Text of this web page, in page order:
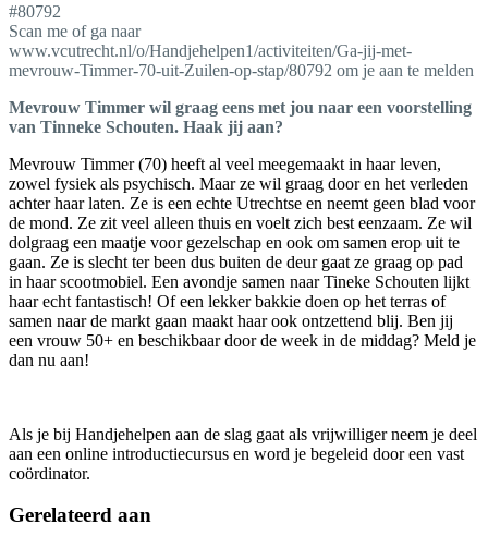
#80792
Scan me of ga naar
www.vcutrecht.nl/o/Handjehelpen1/activiteiten/Ga-jij-met-
mevrouw-Timmer-70-uit-Zuilen-op-stap/80792 om je aan te melden
Mevrouw Timmer wil graag eens met jou naar een voorstelling
van Tinneke Schouten. Haak jij aan?
Mevrouw Timmer (70) heeft al veel meegemaakt in haar leven,
zowel fysiek als psychisch. Maar ze wil graag door en het verleden
achter haar laten. Ze is een echte Utrechtse en neemt geen blad voor
de mond. Ze zit veel alleen thuis en voelt zich best eenzaam. Ze wil
dolgraag een maatje voor gezelschap en ook om samen erop uit te
gaan. Ze is slecht ter been dus buiten de deur gaat ze graag op pad
in haar scootmobiel. Een avondje samen naar Tineke Schouten lijkt
haar echt fantastisch! Of een lekker bakkie doen op het terras of
samen naar de markt gaan maakt haar ook ontzettend blij. Ben jij
een vrouw 50+ en beschikbaar door de week in de middag? Meld je
dan nu aan!
Als je bij Handjehelpen aan de slag gaat als vrijwilliger neem je deel
aan een online introductiecursus en word je begeleid door een vast
coördinator.
Gerelateerd aan